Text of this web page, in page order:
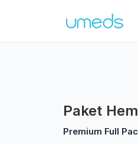
Paket
Premium Full